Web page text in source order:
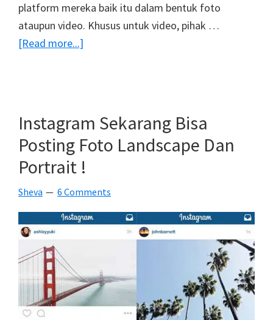
platform mereka baik itu dalam bentuk foto
ataupun video. Khusus untuk video, pihak …
[Read more...]
Lebih
Lama
!
Instagram Sekarang Bisa
Posting Foto Landscape Dan
Portrait !
Sheva 6 Comments